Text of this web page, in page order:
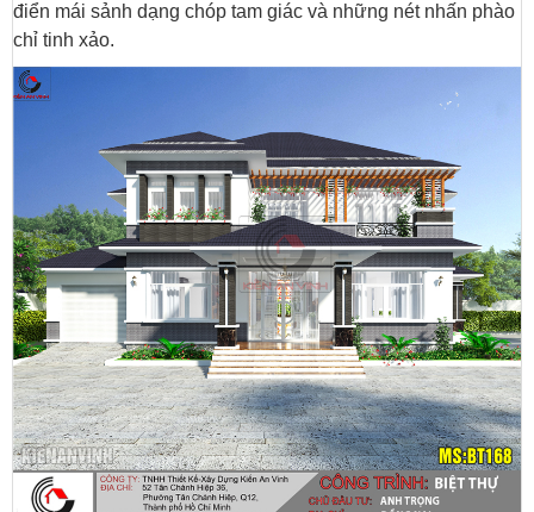
điển mái sảnh dạng chóp tam giác và những nét nhấn phào
chỉ tinh xảo.